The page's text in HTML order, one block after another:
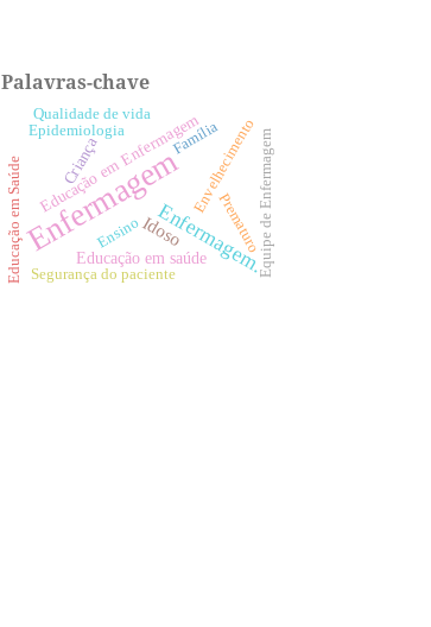
Palavras-chave
EnfermagemEnfermagem.
Idoso
Criança
Educação em Enfermagem
Educação em saúde
Educação em Saúde Envelhecimento
Família Equipe de Enfermagem
Ensino
Epidemiologia
Segurança do paciente
Qualidade de vida
Prematuro